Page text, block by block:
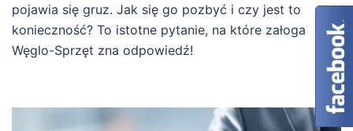
pojawia się gruz. Jak się go pozbyć i czy jest to
konieczność? To istotne pytanie, na które załoga
Węglo-Sprzęt zna odpowiedź!